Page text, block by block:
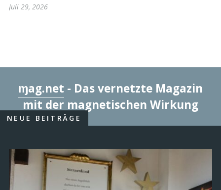
Juli 29, 2026
ɱag.net - Das vernetzte Magazin
mit der magnetischen Wirkung
NEUE BEITRÄGE